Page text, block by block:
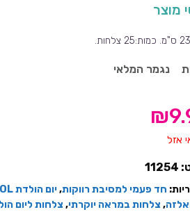
מוצר
נגמר המלאי
₪
אזל
11254
חד פעמי למסיבת רווקות,יום הולדת LOL - לול
, צלחות במראה יוקרתי, צלחות ליום